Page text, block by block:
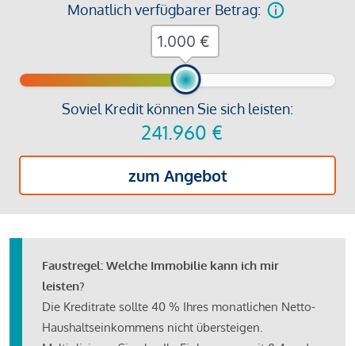
Monatlich verfügbarer Betrag:
Soviel Kredit können Sie sich leisten:
241.960 €
zum Angebot
€
Faustregel: Welche Immobilie kann ich mir
leisten?
Die Kreditrate sollte 40 % Ihres monatlichen Netto-
Haushaltseinkommens nicht übersteigen.